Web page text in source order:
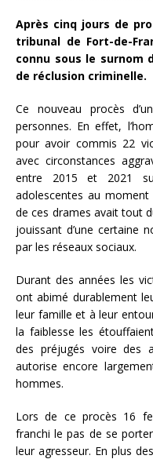
Après cinq jours de
tribunal de Fort-de-
connu sous le surnom
de réclusion criminelle.
Ce nouveau procès
personnes. En effet,
pour avoir commis 22
avec circonstances
entre 2015 et 2021
adolescentes au
de ces drames avait tout
jouissant d’une certaine
par les réseaux sociaux.
Durant des années les
ont abimé durablement
leur famille et à leur
la faiblesse les
des préjugés voire des
autorise encore
hommes.
Lors de ce procès 16
franchi le pas de se
leur agresseur. En plus